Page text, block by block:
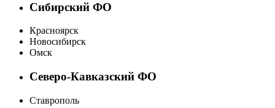
Сибирский ФО
Красноярск
Новосибирск
Омск
Северо-Кавказский ФО
Ставрополь